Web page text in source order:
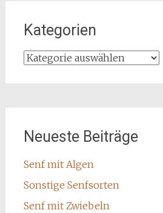
Kategorien
Kategorien
Neueste Beiträge
Senf mit Algen
Sonstige Senfsorten
Senf mit Zwiebeln